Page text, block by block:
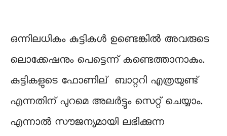
ഒന്നിലധികം കുട്ടികൾ ഉണ്ടെങ്കിൽ അവരുടെ
ലൊക്കേഷനും പെട്ടെന്ന് കണ്ടെത്താനാകും.
കുട്ടികളുടെ ഫോണില് ‍ ബാറ്ററി എത്രയുണ്ട്
എന്നതിന് പുറമെ അലർട്ടും സെറ്റ് ചെയ്യാം.
എന്നാൽ സൗജന്യമായി ലഭിക്കുന്ന